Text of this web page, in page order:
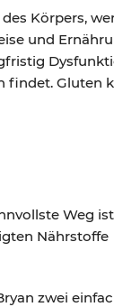
Körpers,
und
findet. Gluten
Weg
Nährstoffe
zwei